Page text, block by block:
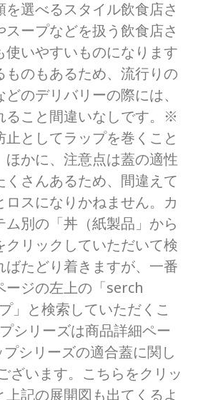
選べるスタイル飲食店さ
スープなどを扱う飲食店さ
使いやすいものになります
ものもあるため、流行りの
のデリバリーの際には、
ること間違いなしです。※
としてラップを巻くこと
ほかに、注意点は蓋の適性
さんあるため、間違えて
ロスになりかねません。カ
ム別の「丼（紙製品」から
クリックしていただいて検
ばたどり着きますが、一番
ージの左上の「serch
」と検索していただくこ
シリーズは商品詳細ペー
シリーズの適合蓋に関し
ざいます。こちらをクリッ
上記の展開図も出てくるよ